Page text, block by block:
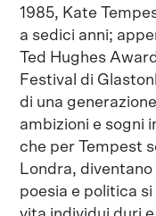
1985, Kate
a sedici anni;
Ted Hughes
Festival di
di una
ambizioni e sogni
che per Tempest
Londra,
poesia e politica